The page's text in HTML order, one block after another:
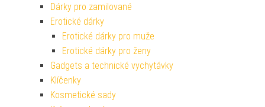
Dárky pro zamilované
Erotické dárky
Erotické dárky pro muže
Erotické dárky pro ženy
Gadgets a technické vychytávky
Klíčenky
Kosmetické sady